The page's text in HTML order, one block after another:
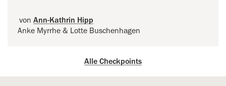
von Ann-Kathrin Hipp
Anke Myrrhe & Lotte Buschenhagen
Alle Checkpoints